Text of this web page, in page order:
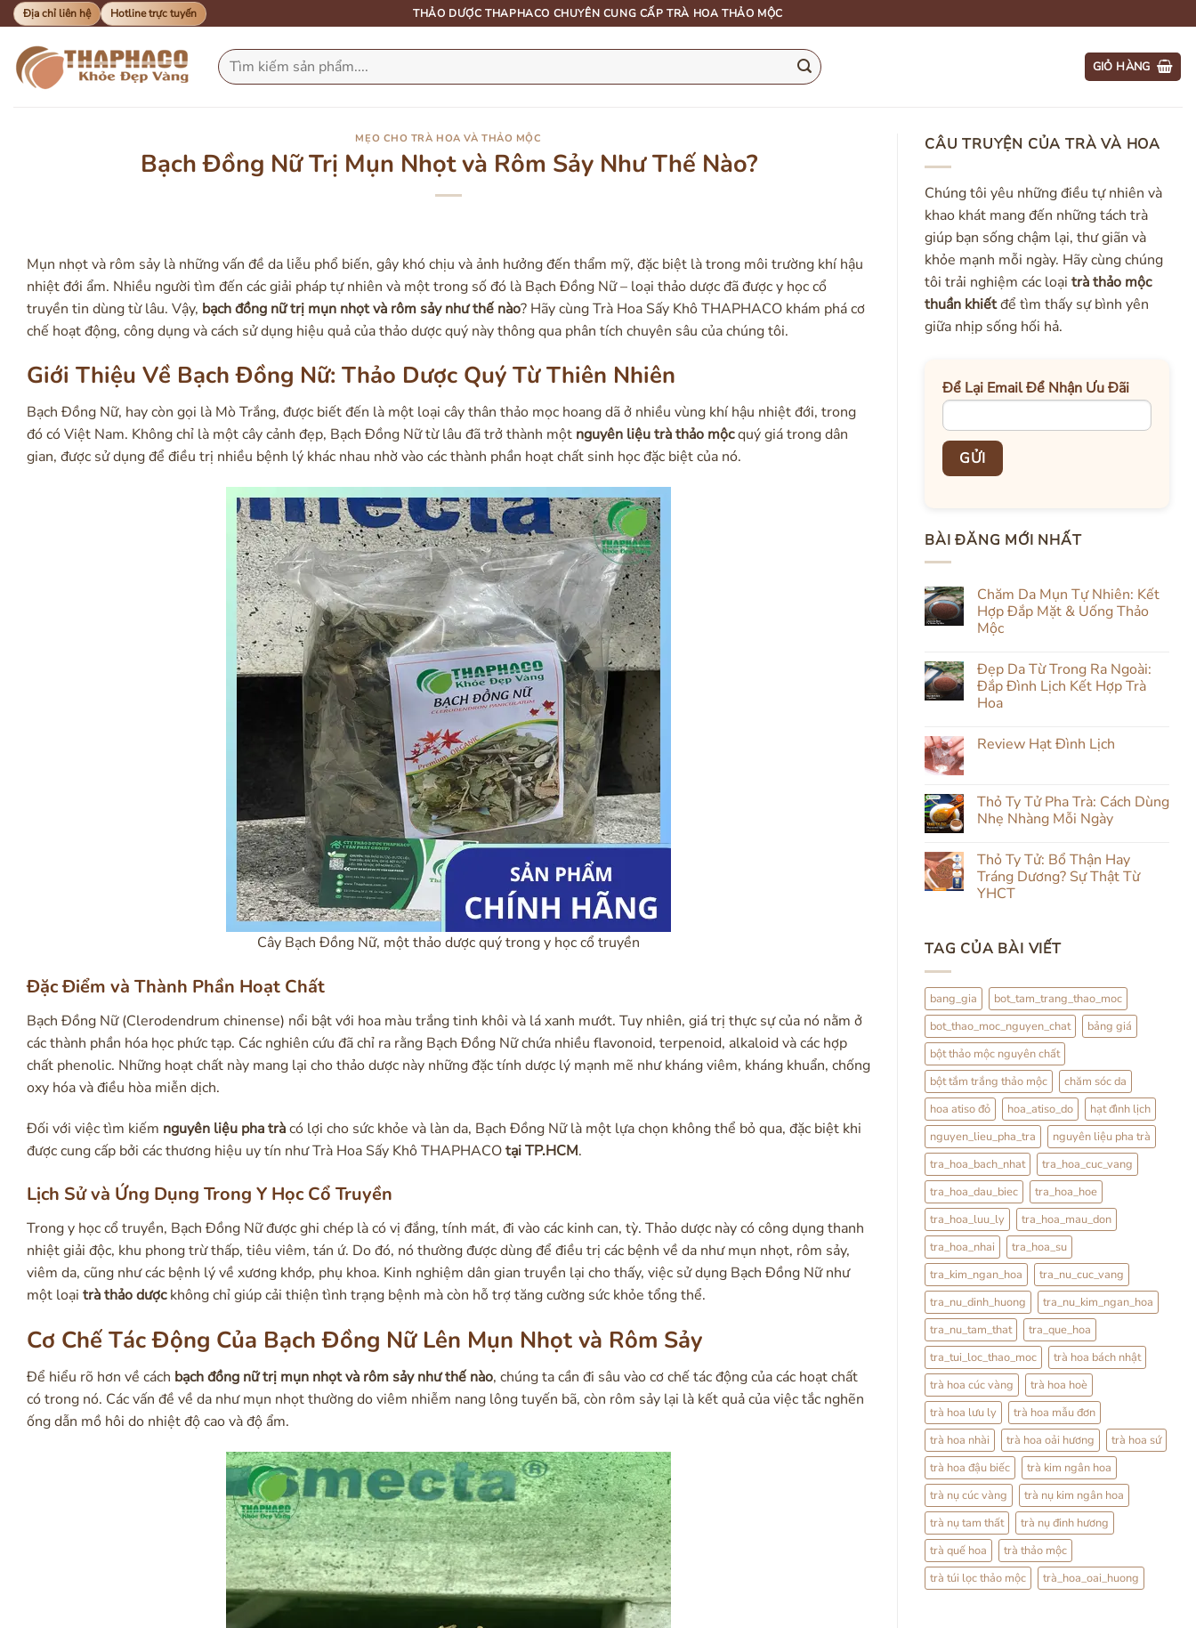
Bỏ
qua
nội
dung
Địa chỉ liên hệ Hotline trực tuyến THẢO DƯỢC THAPHACO CHUYÊN CUNG CẤP TRÀ HOA THẢO MỘC
Tìm
kiếm:
GIỎ HÀNG
MẸO CHO TRÀ HOA VÀ THẢO MỘC
Bạch Đồng Nữ Trị Mụn Nhọt và Rôm Sảy Như Thế Nào?
Mụn nhọt và rôm sảy là những vấn đề da liễu phổ biến, gây khó chịu và ảnh hưởng đến thẩm mỹ, đặc biệt là trong môi trường khí hậu
nhiệt đới ẩm. Nhiều người tìm đến các giải pháp tự nhiên và một trong số đó là Bạch Đồng Nữ – loại thảo dược đã được y học cổ
truyền tin dùng từ lâu. Vậy, bạch đồng nữ trị mụn nhọt và rôm sảy như thế nào? Hãy cùng Trà Hoa Sấy Khô THAPHACO khám phá cơ
chế hoạt động, công dụng và cách sử dụng hiệu quả của thảo dược quý này thông qua phân tích chuyên sâu của chúng tôi.
Giới Thiệu Về Bạch Đồng Nữ: Thảo Dược Quý Từ Thiên Nhiên
Bạch Đồng Nữ, hay còn gọi là Mò Trắng, được biết đến là một loại cây thân thảo mọc hoang dã ở nhiều vùng khí hậu nhiệt đới, trong
đó có Việt Nam. Không chỉ là một cây cảnh đẹp, Bạch Đồng Nữ từ lâu đã trở thành một nguyên liệu trà thảo mộcquý giá trong dân
gian, được sử dụng để điều trị nhiều bệnh lý khác nhau nhờ vào các thành phần hoạt chất sinh học đặc biệt của nó.
Cây Bạch Đồng Nữ, một thảo dược quý trong y học cổ truyền
Đặc Điểm và Thành Phần Hoạt Chất
Bạch Đồng Nữ (Clerodendrum chinense) nổi bật với hoa màu trắng tinh khôi và lá xanh mướt. Tuy nhiên, giá trị thực sự của nó nằm ở
các thành phần hóa học phức tạp. Các nghiên cứu đã chỉ ra rằng Bạch Đồng Nữ chứa nhiều flavonoid, terpenoid, alkaloid và các hợp
chất phenolic. Những hoạt chất này mang lại cho thảo dược này những đặc tính dược lý mạnh mẽ như kháng viêm, kháng khuẩn, chống
oxy hóa và điều hòa miễn dịch.
Đối với việc tìm kiếm nguyên liệu pha tràcó lợi cho sức khỏe và làn da, Bạch Đồng Nữ là một lựa chọn không thể bỏ qua, đặc biệt khi
được cung cấp bởi các thương hiệu uy tín như Trà Hoa Sấy Khô THAPHACOtại TP.HCM.
Lịch Sử và Ứng Dụng Trong Y Học Cổ Truyền
Trong y học cổ truyền, Bạch Đồng Nữ được ghi chép là có vị đắng, tính mát, đi vào các kinh can, tỳ. Thảo dược này có công dụng thanh
nhiệt giải độc, khu phong trừ thấp, tiêu viêm, tán ứ. Do đó, nó thường được dùng để điều trị các bệnh về da như mụn nhọt, rôm sảy,
viêm da, cũng như các bệnh lý về xương khớp, phụ khoa. Kinh nghiệm dân gian truyền lại cho thấy, việc sử dụng Bạch Đồng Nữ như
một loại trà thảo dượckhông chỉ giúp cải thiện tình trạng bệnh mà còn hỗ trợ tăng cường sức khỏe tổng thể.
Cơ Chế Tác Động Của Bạch Đồng Nữ Lên Mụn Nhọt và Rôm Sảy
Để hiểu rõ hơn về cách bạch đồng nữ trị mụn nhọt và rôm sảy như thế nào, chúng ta cần đi sâu vào cơ chế tác động của các hoạt chất
có trong nó. Các vấn đề về da như mụn nhọt thường do viêm nhiễm nang lông tuyến bã, còn rôm sảy lại là kết quả của việc tắc nghẽn
ống dẫn mồ hôi do nhiệt độ cao và độ ẩm.
CÂU TRUYỆN CỦA TRÀ VÀ HOA
Chúng tôi yêu những điều tự nhiên và
khao khát mang đến những tách trà
giúp bạn sống chậm lại, thư giãn và
khỏe mạnh mỗi ngày. Hãy cùng chúng
tôi trải nghiệm các loại trà thảo mộc
thuần khiếtđể tìm thấy sự bình yên
giữa nhịp sống hối hả.
Để Lại Email Để Nhận Ưu Đãi
BÀI ĐĂNG MỚI NHẤT
Chăm Da Mụn Tự Nhiên: Kết
Hợp Đắp Mặt & Uống Thảo
Mộc
bình
luận
ở
Chăm
Tự
Nhiên:
Mặt
&
Uống
Đẹp Da Từ Trong Ra Ngoài:
Đắp Đình Lịch Kết Hợp Trà
Hoa
bình
Trong
Ra
Đình
Lịch
Kết
Hợp
Review Hạt Đình Lịch
luận
Review
Lịch
Thỏ Ty Tử Pha Trà: Cách Dùng
Nhẹ Nhàng Mỗi Ngày
bình
luận
Thỏ
Trà:
Cách
Nhàng
Mỗi
Ngày
Thỏ Ty Tử: Bổ Thận Hay
Tráng Dương? Sự Thật Từ
YHCT
bình
luận
ở
Tử:
Bổ
Thận
Hay
Tráng
Dương?
Sự
Thật
Từ
YHCT
TAG CỦA BÀI VIẾT
bang_gia
bot_tam_trang_thao_moc
bot_thao_moc_nguyen_chat
bảng giá
bột thảo mộc nguyên chất
bột tắm trắng thảo mộc
chăm sóc da
hoa atiso đỏ
hoa_atiso_do
hạt đình lịch
nguyen_lieu_pha_tra
nguyên liệu pha trà
tra_hoa_bach_nhat
tra_hoa_cuc_vang
tra_hoa_dau_biec
tra_hoa_hoe
tra_hoa_luu_ly
tra_hoa_mau_don
tra_hoa_nhai
tra_hoa_su
tra_kim_ngan_hoa
tra_nu_cuc_vang
tra_nu_dinh_huong
tra_nu_kim_ngan_hoa
tra_nu_tam_that
tra_que_hoa
tra_tui_loc_thao_moc
trà hoa bách nhật
trà hoa cúc vàng
trà hoa hoè
trà hoa lưu ly
trà hoa mẫu đơn
trà hoa nhài
trà hoa oải hương
trà hoa sứ
trà hoa đậu biếc
trà kim ngân hoa
trà nụ cúc vàng
trà nụ kim ngân hoa
trà nụ tam thất
trà nụ đinh hương
trà quế hoa
trà thảo mộc
trà túi lọc thảo mộc
trà_hoa_oai_huong